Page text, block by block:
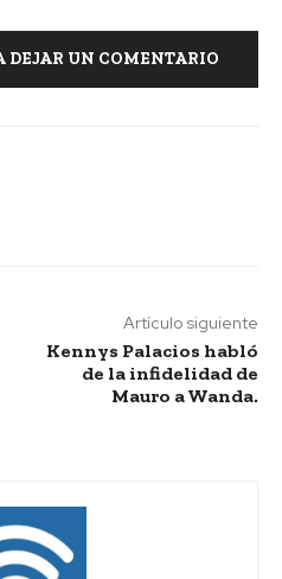
DEJAR UN COMENTARIO
Artículo siguiente
Kennys Palacios habló
de la infidelidad de
Mauro a Wanda.